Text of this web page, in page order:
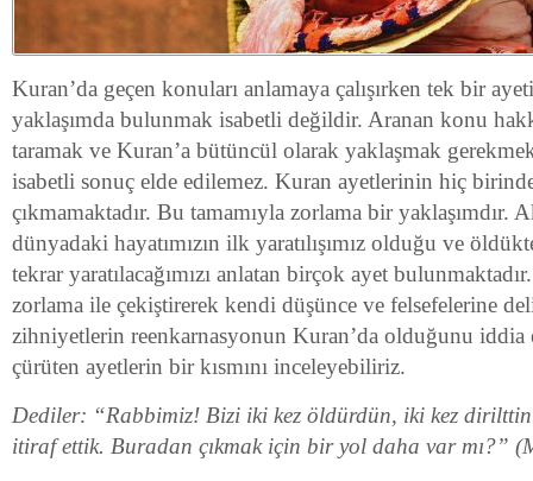
Kuran’da geçen konuları anlamaya çalışırken tek bir
yaklaşımda bulunmak isabetli değildir. Aranan konu
taramak ve Kuran’a bütüncül olarak yaklaşmak
isabetli sonuç elde edilemez. Kuran ayetlerinin hiç
çıkmamaktadır. Bu tamamıyla zorlama bir yaklaşımdır.
dünyadaki hayatımızın ilk yaratılışımız olduğu ve
tekrar yaratılacağımızı anlatan birçok ayet
zorlama ile çekiştirerek kendi düşünce ve felsefelerine
zihniyetlerin reenkarnasyonun Kuran’da olduğunu
çürüten ayetlerin bir kısmını inceleyebiliriz.
Dediler: “Rabbimiz! Bizi iki kez öldürdün, iki kez dirilttin.
itiraf ettik. Buradan çıkmak için bir yol daha var mı?”